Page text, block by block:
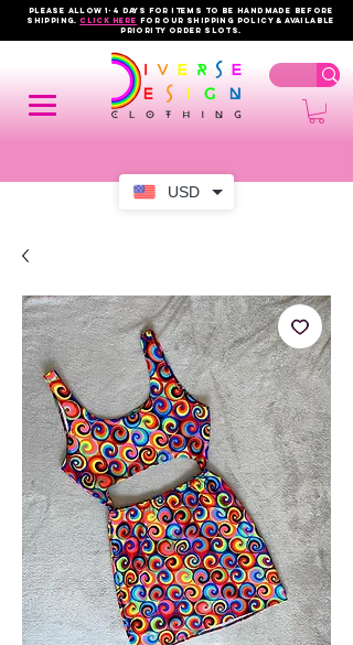
USD
PLEASE ALLOW 1-4 DAYS FOR ITEMS TO BE HANDMADE BEFORE
SHIPPING.click here FOR OUR shipping policy & AVAILABLE
PRIORITY order slots.